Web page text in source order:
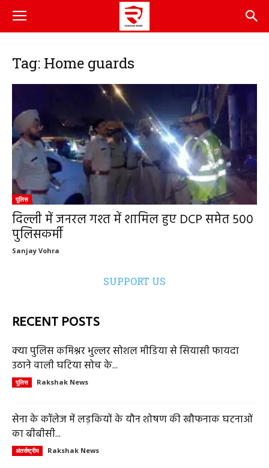
Tag: Home guards
पुलिस
दिल्ली में जनरल गश्त में शामिल हुए DCP समेत 500
पुलिसकर्मी
Sanjay Vohra
SUPPORT US
RECENT POSTS
क्या पुलिस कमिश्नर भुल्लर सोशल मीडिया से सियासी फायदा
उठाने वाली घटिया सोच के...
पुलिस Rakshak News
सेना के कॉलेज में लड़कियों के यौन शोषण की खौफनाक घटनाओं
का बीबीसी...
अंतर्राष्ट्रीय Rakshak News